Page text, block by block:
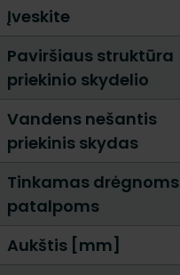
Įveskite
Paviršiaus struktūra
priekinio skydelio
Vandens nešantis
priekinis skydas
Tinkamas drėgnoms
patalpoms
Aukštis [mm]